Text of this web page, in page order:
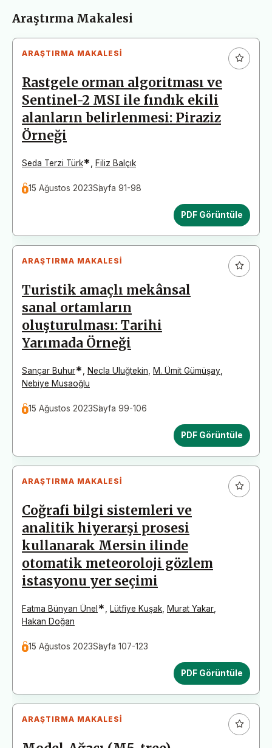
Makaleler
Araştırma Makalesi
ARAŞTIRMA MAKALESI
Rastgele orman algoritması ve
Sentinel-2 MSI ile fındık ekili
alanların belirlenmesi: Piraziz
Örneği
Seda Terzi Türk* Filiz Balçık
15 Ağustos 2023Sayfa 91-98
PDF Görüntüle
ARAŞTIRMA MAKALESI
Turistik amaçlı mekânsal
sanal ortamların
oluşturulması: Tarihi
Yarımada Örneği
Sançar Buhur* Necla Uluğtekin M. Ümit Gümüşay
Nebiye Musaoğlu
15 Ağustos 2023Sayfa 99-106
PDF Görüntüle
ARAŞTIRMA MAKALESI
Coğrafi bilgi sistemleri ve
analitik hiyerarşi prosesi
kullanarak Mersin ilinde
otomatik meteoroloji gözlem
istasyonu yer seçimi
Fatma Bünyan Ünel* Lütfiye Kuşak Murat Yakar
Hakan Doğan
15 Ağustos 2023Sayfa 107-123
PDF Görüntüle
ARAŞTIRMA MAKALESI